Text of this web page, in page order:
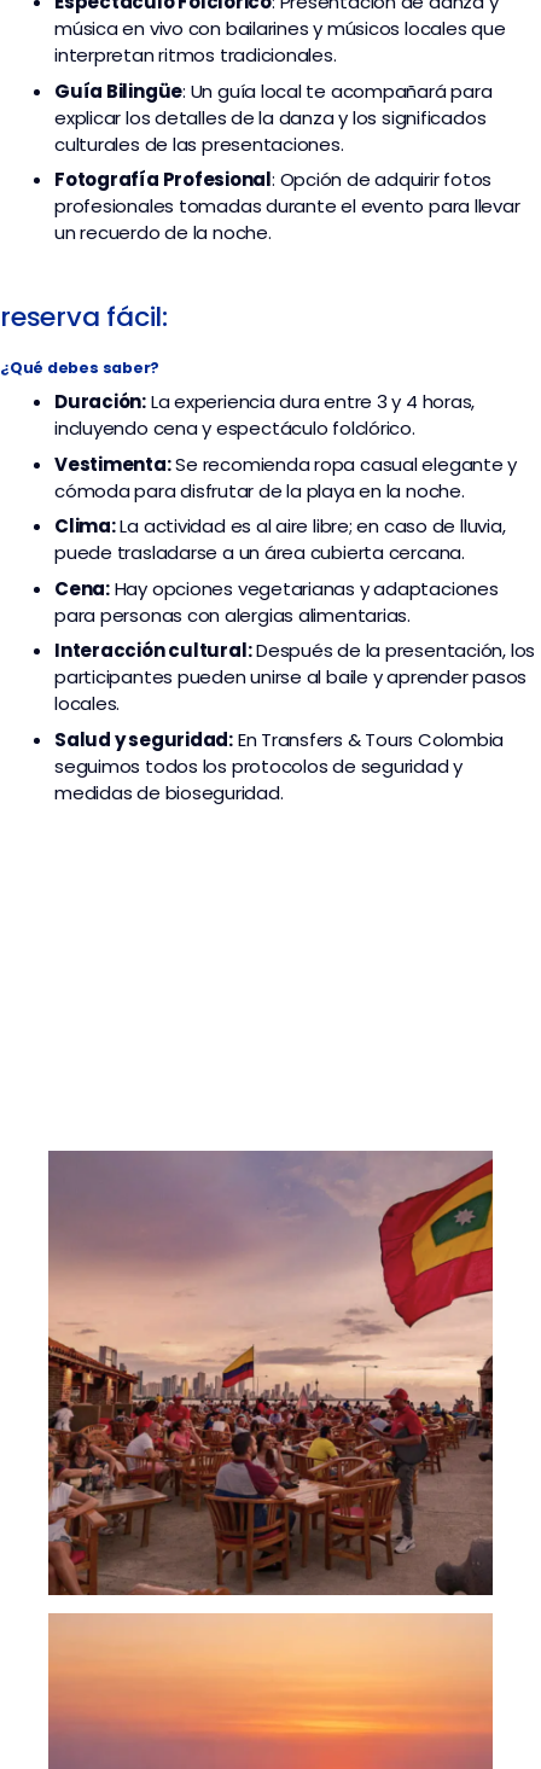
música en vivo con bailarines y músicos locales que
interpretan ritmos tradicionales.
Guía Bilingüe: Un guía local te acompañará para
explicar los detalles de la danza y los significados
culturales de las presentaciones.
Fotografía Profesional: Opción de adquirir fotos
profesionales tomadas durante el evento para llevar
un recuerdo de la noche.
reserva fácil:
¿Qué debes saber?
Duración:La experiencia dura entre 3 y 4 horas,
incluyendo cena y espectáculo folclórico.
Vestimenta:Se recomienda ropa casual elegante y
cómoda para disfrutar de la playa en la noche.
Clima:La actividad es al aire libre; en caso de lluvia,
puede trasladarse a un área cubierta cercana.
Cena:Hay opciones vegetarianas y adaptaciones
para personas con alergias alimentarias.
Interacción cultural:Después de la presentación, los
participantes pueden unirse al baile y aprender pasos
locales.
Salud y seguridad:En Transfers & Tours Colombia
seguimos todos los protocolos de seguridad y
medidas de bioseguridad.